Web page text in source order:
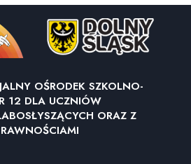
OŚRODEK SZKOLNO-
12 DLA UCZNIÓW
ORAZ Z